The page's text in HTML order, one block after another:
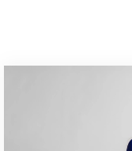
Natacha